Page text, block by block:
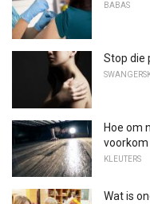
BABAS
Stop die
Hoe om
voorkom
KLEUTERS
Wat is